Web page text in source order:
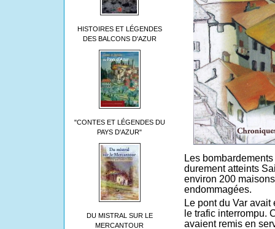
HISTOIRES ET LÉGENDES
DES BALCONS D'AZUR
"CONTES ET LÉGENDES DU
PAYS D'AZUR"
DU MISTRAL SUR LE
MERCANTOUR
Les
durement atteints
environ 200
endommagées.
Le pont du Var
le trafic interrompu.
avaient remis en